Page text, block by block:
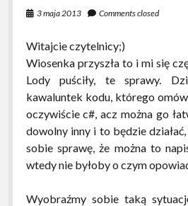
3 maja 2013 Comments closed
Witajcie czytelnicy;)
Wiosenka przyszła to i mi się
Lody puściły, te sprawy.
kawaluntek kodu, którego
oczywiście c#, acz można go
dowolny inny i to będzie
sobie sprawę, że można to
wtedy nie byłoby o czym
Wyobraźmy sobie taką